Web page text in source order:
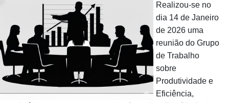
Realizou-se no
dia 14 de Janeiro
de 2026 uma
reunião do Grupo
de Trabalho
sobre
Produtividade e
Eficiência,